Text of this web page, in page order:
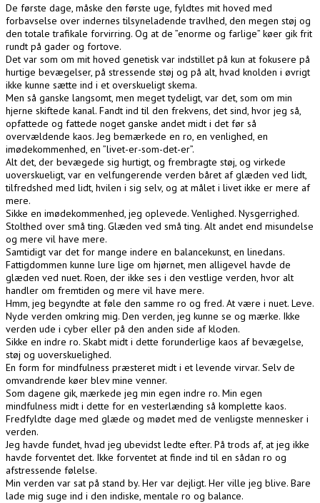
De første dage, måske den første uge, fyldtes mit hoved med
forbavselse over indernes tilsyneladende travlhed, den megen støj og
den totale trafikale forvirring. Og at de ”enorme og farlige” køer gik frit
rundt på gader og fortove.
Det var som om mit hoved genetisk var indstillet på kun at fokusere på
hurtige bevægelser, på stressende støj og på alt, hvad knolden i øvrigt
ikke kunne sætte ind i et overskueligt skema.
Men så ganske langsomt, men meget tydeligt, var det, som om min
hjerne skiftede kanal. Fandt ind til den frekvens, det sind, hvor jeg så,
opfattede og fattede noget ganske andet midt i det før så
overvældende kaos. Jeg bemærkede en ro, en venlighed, en
imødekommenhed, en ”livet-er-som-det-er”.
Alt det, der bevægede sig hurtigt, og frembragte støj, og virkede
uoverskueligt, var en velfungerende verden båret af glæden ved lidt,
tilfredshed med lidt, hvilen i sig selv, og at målet i livet ikke er mere af
mere.
Sikke en imødekommenhed, jeg oplevede. Venlighed. Nysgerrighed.
Stolthed over små ting. Glæden ved små ting. Alt andet end misundelse
og mere vil have mere.
Samtidigt var det for mange indere en balancekunst, en linedans.
Fattigdommen kunne lure lige om hjørnet, men alligevel havde de
glæden ved nuet. Roen, der ikke ses i den vestlige verden, hvor alt
handler om fremtiden og mere vil have mere.
Hmm, jeg begyndte at føle den samme ro og fred. At være i nuet. Leve.
Nyde verden omkring mig. Den verden, jeg kunne se og mærke. Ikke
verden ude i cyber eller på den anden side af kloden.
Sikke en indre ro. Skabt midt i dette forunderlige kaos af bevægelse,
støj og uoverskuelighed.
En form for mindfulness præsteret midt i et levende virvar. Selv de
omvandrende køer blev mine venner.
Som dagene gik, mærkede jeg min egen indre ro. Min egen
mindfulness midt i dette for en vesterlænding så komplette kaos.
Fredfyldte dage med glæde og mødet med de venligste mennesker i
verden.
Jeg havde fundet, hvad jeg ubevidst ledte efter. På trods af, at jeg ikke
havde forventet det. Ikke forventet at finde ind til en sådan ro og
afstressende følelse.
Min verden var sat på stand by. Her var dejligt. Her ville jeg blive. Bare
lade mig suge ind i den indiske, mentale ro og balance.